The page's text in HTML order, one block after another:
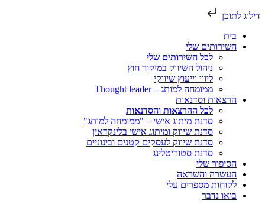
לתוכן
בית
השירותים שלי
לכל השירותים שלי
ניהול השיווק במיקור חוץ
ליווי וייעוץ שיווקי
ממומחה למותג – Thought leader
הרצאות וסדנאות
לכל ההרצאות והסדנאות
סדנת מיתוג אישי – "ממומחה למותג"
סדנת שיווק ומיתוג אישי בלינקדאין
סדנת שיווק לעסקים קטנים ובינוניים
סדנת סטוריטלינג
הסיפור שלי
העשרה והשראה
לקוחות מספרים עלי
בואו נדבר